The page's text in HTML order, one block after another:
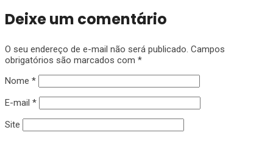
Deixe um comentário
O seu endereço de e-mail não será publicado. Campos
obrigatórios são marcados com *
Nome *
E-mail *
Site